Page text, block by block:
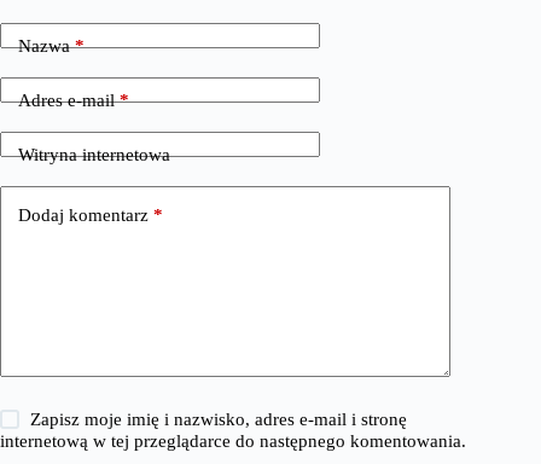
Nazwa*
Adres e-mail*
Witryna internetowa
Dodaj komentarz *
Zapisz moje imię i nazwisko, adres e-mail i stronę
internetową w tej przeglądarce do następnego komentowania.